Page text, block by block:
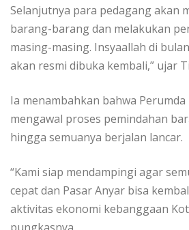
Selanjutnya para pedagang akan
barang-barang dan melakukan
masing-masing. Insyaallah di
akan resmi dibuka kembali,” ujar
Ia menambahkan bahwa Perumda
mengawal proses pemindahan
hingga semuanya berjalan lancar.
“Kami siap mendampingi agar
cepat dan Pasar Anyar bisa
aktivitas ekonomi kebanggaan